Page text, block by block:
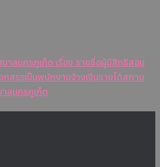
บาลนครภูเก็ต เรื่อง รายชื่อผู้มีสิทธิสอบ
สรรเป็นพนักงานจ้างเงินรายได้สถาน
าลนครภูเก็ต